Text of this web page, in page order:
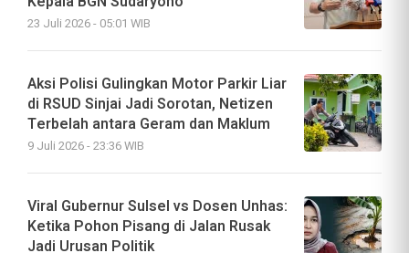
23 Juli 2026 - 05:01 WIB
Aksi Polisi Gulingkan Motor Parkir Liar
di RSUD Sinjai Jadi Sorotan, Netizen
Terbelah antara Geram dan Maklum
9 Juli 2026 - 23:36 WIB
Viral Gubernur Sulsel vs Dosen Unhas:
Ketika Pohon Pisang di Jalan Rusak
Jadi Urusan Politik